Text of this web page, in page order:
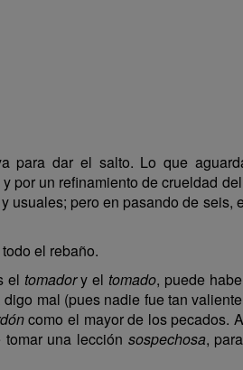
dar el salto. Lo que
un refinamiento de crueldad
pero en pasando de
el rebaño.
el tomadory el tomado, puede
mal (pues nadie fue tan
como el mayor de los pecados.
una lección sospechosa,